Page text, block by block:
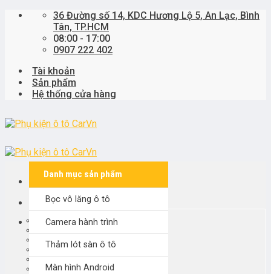
Skip
36 Đường số 14, KDC Hương Lộ 5, An Lạc, Bình
Tân, TP.HCM
08:00 - 17:00
0907 222 402
Tài khoản
Sản phẩm
Hệ thống cửa hàng
Tìm
kiếm:
Danh mục sản phẩm
Bọc vô lăng ô tô
Camera hành trình
Thảm lót sàn ô tô
Màn hình Android
Khách hàng đại lý
KARDO
SPARCO
3D KAGU MAXPIDER
MITA
KHÁC